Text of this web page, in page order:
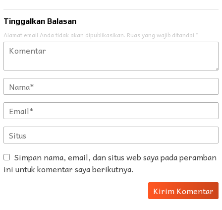
Tinggalkan Balasan
Alamat email Anda tidak akan dipublikasikan. Ruas yang wajib ditandai *
Simpan nama, email, dan situs web saya pada peramban
ini untuk komentar saya berikutnya.